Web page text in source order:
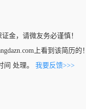
金，请微友务必谨慎！
上看到该简历的！
间 处理。 我要反馈>>>